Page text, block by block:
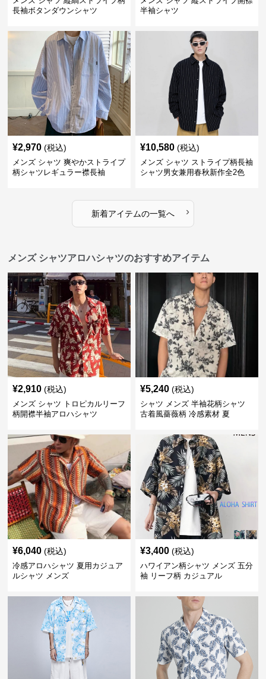
長袖ボタンダウンシャツ
半袖シャツ
¥2,970 (税込)
メンズ シャツ 爽やかストライプ
柄シャツレギュラー襟長袖
¥10,580 (税込)
メンズ シャツ ストライプ柄長袖
シャツ男女兼用春秋新作全2色
新着アイテムの一覧へ ›
メンズ シャツアロハシャツのおすすめアイテム
¥2,910 (税込)
メンズ シャツ トロピカルリーフ
柄開襟半袖アロハシャツ
¥5,240 (税込)
シャツ メンズ 半袖花柄シャツ
古着風薔薇柄 冷感素材 夏
¥6,040 (税込)
冷感アロハシャツ 夏用カジュア
ルシャツ メンズ
¥3,400 (税込)
ハワイアン柄シャツ メンズ 五分
袖 リーフ柄 カジュアル